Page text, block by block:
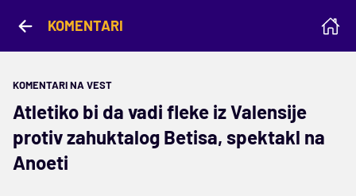
KOMENTARI
KOMENTARI NA VEST
Atletiko bi da vadi fleke iz Valensije
protiv zahuktalog Betisa, spektakl na
Anoeti